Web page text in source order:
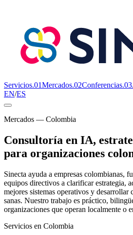
Servicios.01Mercados.02Conferencias.03
EN/ES
Mercados — Colombia
Consultoría en IA,
para organizaciones
Sinecta ayuda a empresas colombianas,
equipos directivos a clarificar estrategia,
mejores sistemas operativos y desarrollar
sanas. Nuestro trabajo es práctico,
organizaciones que operan localmente o
Servicios en Colombia